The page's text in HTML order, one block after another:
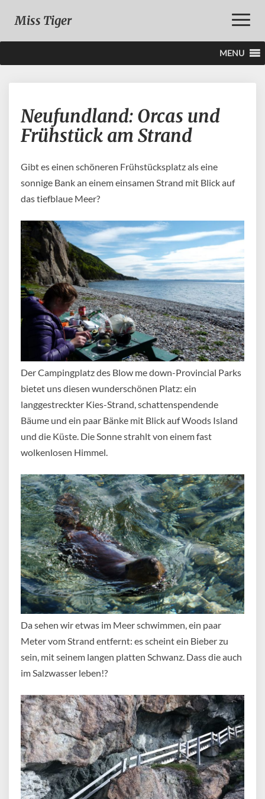
Toggle
Miss Tiger
MENU
Orcas
und
Frühstück
Strand
Neufundland: Orcas und
Frühstück am Strand
Gibt es einen schöneren Frühstücksplatz als eine
sonnige Bank an einem einsamen Strand mit Blick auf
das tiefblaue Meer?
Der Campingplatz des Blow me down-Provincial Parks
bietet uns diesen wunderschönen Platz: ein
langgestreckter Kies-Strand, schattenspendende
Bäume und ein paar Bänke mit Blick auf Woods Island
und die Küste. Die Sonne strahlt von einem fast
wolkenlosen Himmel.
Da sehen wir etwas im Meer schwimmen, ein paar
Meter vom Strand entfernt: es scheint ein Bieber zu
sein, mit seinem langen platten Schwanz. Dass die auch
im Salzwasser leben!?